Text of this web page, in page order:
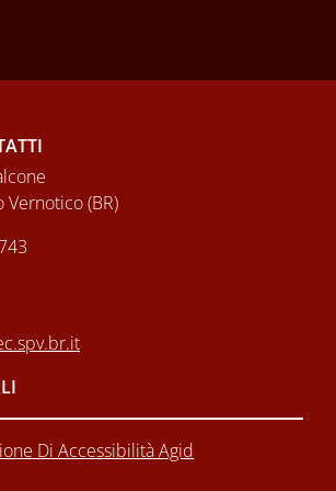
Vernotico (BR)
Di Accessibilità Agid